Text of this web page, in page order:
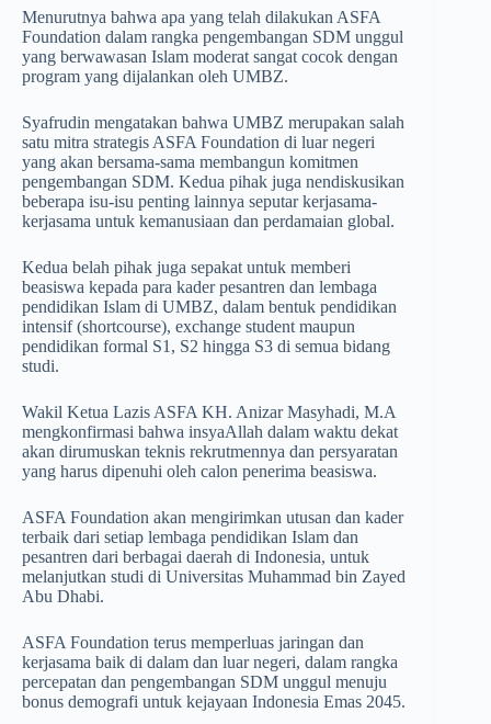
Menurutnya bahwa apa yang telah dilakukan ASFA
Foundation dalam rangka pengembangan SDM unggul
yang berwawasan Islam moderat sangat cocok dengan
program yang dijalankan oleh UMBZ.
Syafrudin mengatakan bahwa UMBZ merupakan salah
satu mitra strategis ASFA Foundation di luar negeri
yang akan bersama-sama membangun komitmen
pengembangan SDM. Kedua pihak juga nendiskusikan
beberapa isu-isu penting lainnya seputar kerjasama-
kerjasama untuk kemanusiaan dan perdamaian global.
Kedua belah pihak juga sepakat untuk memberi
beasiswa kepada para kader pesantren dan lembaga
pendidikan Islam di UMBZ, dalam bentuk pendidikan
intensif (shortcourse), exchange student maupun
pendidikan formal S1, S2 hingga S3 di semua bidang
studi.
Wakil Ketua Lazis ASFA KH. Anizar Masyhadi, M.A
mengkonfirmasi bahwa insyaAllah dalam waktu dekat
akan dirumuskan teknis rekrutmennya dan persyaratan
yang harus dipenuhi oleh calon penerima beasiswa.
ASFA Foundation akan mengirimkan utusan dan kader
terbaik dari setiap lembaga pendidikan Islam dan
pesantren dari berbagai daerah di Indonesia, untuk
melanjutkan studi di Universitas Muhammad bin Zayed
Abu Dhabi.
ASFA Foundation terus memperluas jaringan dan
kerjasama baik di dalam dan luar negeri, dalam rangka
percepatan dan pengembangan SDM unggul menuju
bonus demografi untuk kejayaan Indonesia Emas 2045.